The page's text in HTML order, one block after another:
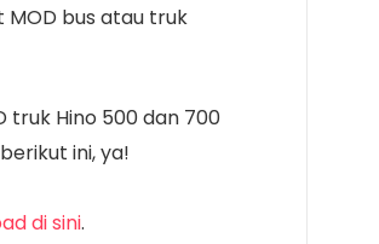
bus atau truk
truk Hino 500 dan 700
ini, ya!
di sini.